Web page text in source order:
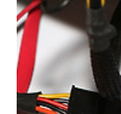
실제 수치는 조금 다르게
고 따로 뭔가 연결할 필요
유로 계속 사용중이죠. 삼
,M.2 SSD 요즘..